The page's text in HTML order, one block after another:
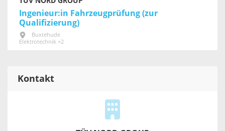
Ingenieur:in Fahrzeugprüfung (zur
Qualifizierung)
Buxtehude
Elektrotechnik +2
Kontakt